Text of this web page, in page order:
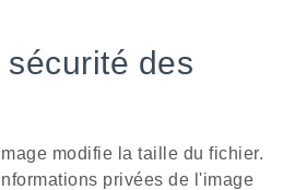
des
modifie la taille du fichier.
privées de l'image